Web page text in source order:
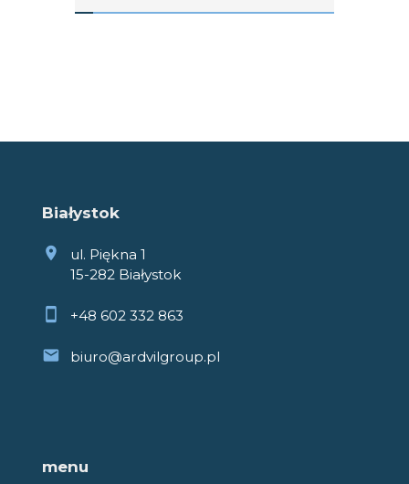
Białystok
ul. Piękna 1
15-282 Białystok
+48 602 332 863
biuro@ardvilgroup.pl
menu